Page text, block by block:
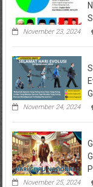
November 23, 2024
November 24, 2024
November 25, 2024